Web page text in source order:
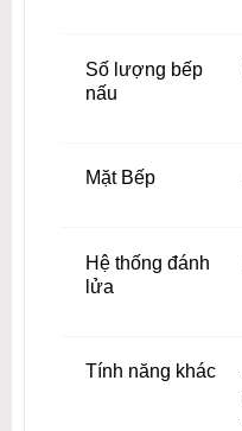
Số lượng bếp
nấu
Mặt Bếp
Hệ thống đánh
lửa
Tính năng khác